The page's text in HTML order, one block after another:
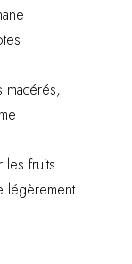
les fruits
légèrement